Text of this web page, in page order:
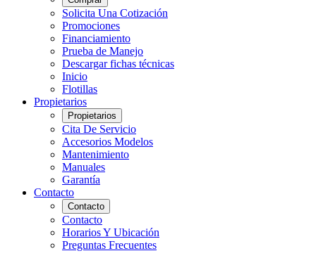
Solicita Una Cotización
Promociones
Financiamiento
Prueba de Manejo
Descargar fichas técnicas
Inicio
Flotillas
Propietarios
Propietarios
Cita De Servicio
Accesorios Modelos
Mantenimiento
Manuales
Garantía
Contacto
Contacto
Contacto
Horarios Y Ubicación
Preguntas Frecuentes